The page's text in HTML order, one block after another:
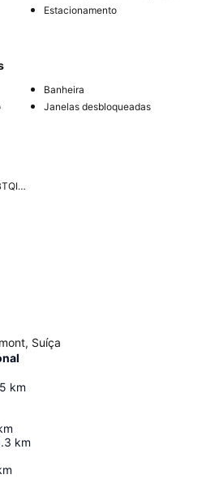
Estacionamento
Banheira
Janelas desbloqueadas
Ideal para a comunidade LGBTQIA+
Suíça
km
km